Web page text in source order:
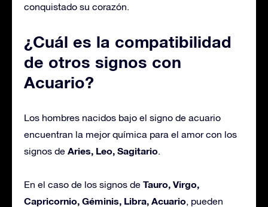
conquistado su corazón.
¿Cuál es la compatibilidad
de otros signos con
Acuario?
Los hombres nacidos bajo el signo de acuario
encuentran la mejor química para el amor con los
signos de Aries, Leo, Sagitario.
En el caso de los signos de Tauro, Virgo,
Capricornio, Géminis, Libra, Acuario, pueden